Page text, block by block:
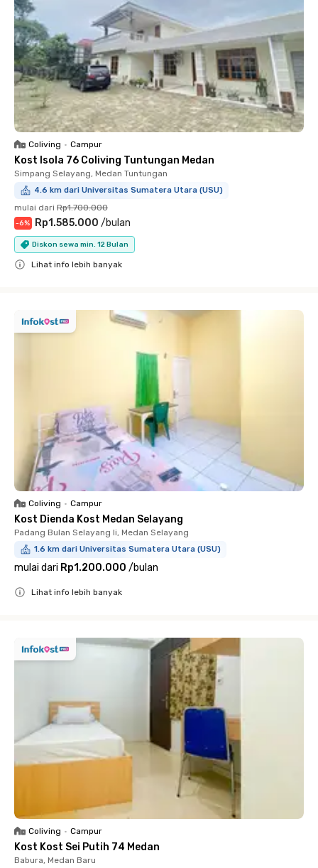
Coliving • Campur
Kost Isola 76 Coliving Tuntungan Medan
Simpang Selayang, Medan Tuntungan
4.6 km dari Universitas Sumatera Utara (USU)
mulai dari Rp1.700.000
-6% Rp1.585.000 /bulan
Diskon sewa min. 12 Bulan
Lihat info lebih banyak
Coliving • Campur
Kost Dienda Kost Medan Selayang
Padang Bulan Selayang Ii, Medan Selayang
1.6 km dari Universitas Sumatera Utara (USU)
mulai dari Rp1.200.000 /bulan
Lihat info lebih banyak
Coliving • Campur
Kost Kost Sei Putih 74 Medan
Babura, Medan Baru